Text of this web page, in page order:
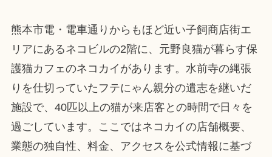
熊本市電・電車通りからもほど近い子飼商店街エ
リアにあるネコビルの2階に、元野良猫が暮らす保
護猫カフェのネコカイがあります。水前寺の縄張
りを仕切っていたフテにゃん親分の遺志を継いだ
施設で、40匹以上の猫が来店客との時間で日々を
過ごしています。ここではネコカイの店舗概要、
業態の独自性、料金、アクセスを公式情報に基づ